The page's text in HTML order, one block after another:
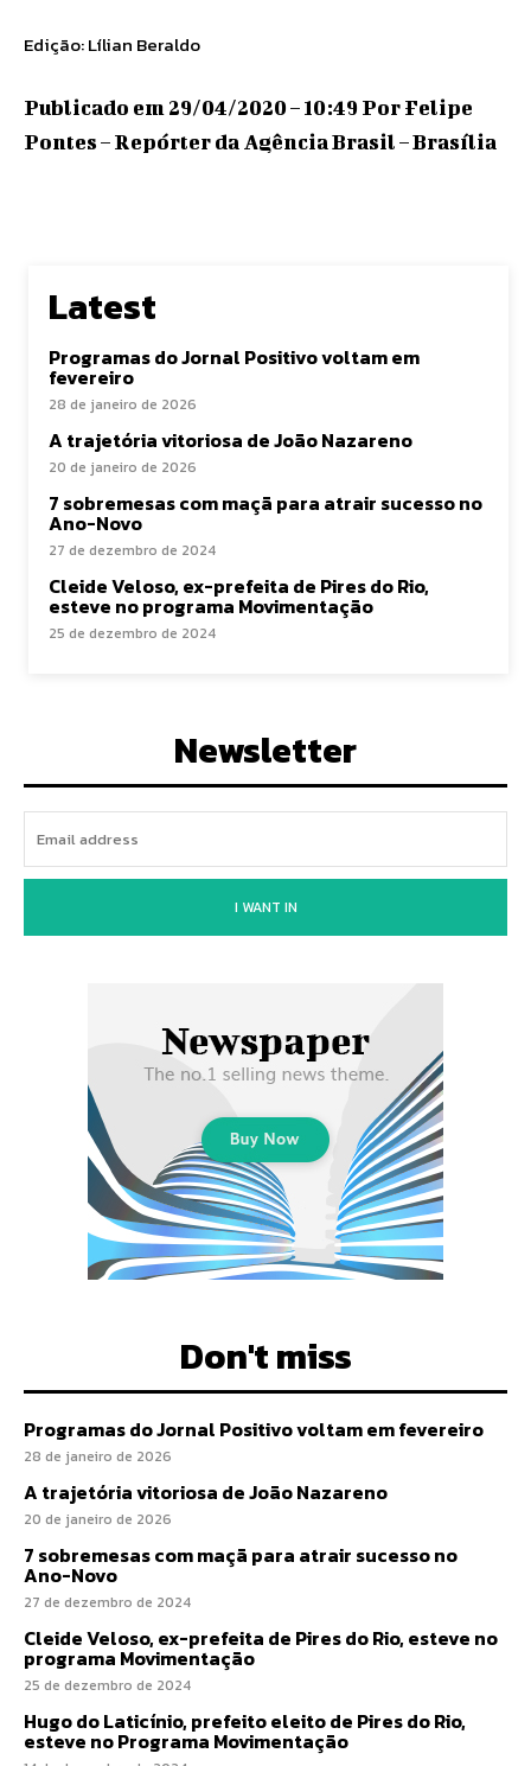
Edição: Lílian Beraldo
Publicado em 29/04/2020 – 10:49 Por Felipe
Pontes – Repórter da Agência Brasil – Brasília
Latest
Programas do Jornal Positivo voltam em
fevereiro
28 de janeiro de 2026
A trajetória vitoriosa de João Nazareno
20 de janeiro de 2026
7 sobremesas com maçã para atrair sucesso no
Ano-Novo
27 de dezembro de 2024
Cleide Veloso, ex-prefeita de Pires do Rio,
esteve no programa Movimentação
25 de dezembro de 2024
Newsletter
I WANT IN
Don't miss
Programas do Jornal Positivo voltam em fevereiro
28 de janeiro de 2026
A trajetória vitoriosa de João Nazareno
20 de janeiro de 2026
7 sobremesas com maçã para atrair sucesso no
Ano-Novo
27 de dezembro de 2024
Cleide Veloso, ex-prefeita de Pires do Rio, esteve no
programa Movimentação
25 de dezembro de 2024
Hugo do Laticínio, prefeito eleito de Pires do Rio,
esteve no Programa Movimentação